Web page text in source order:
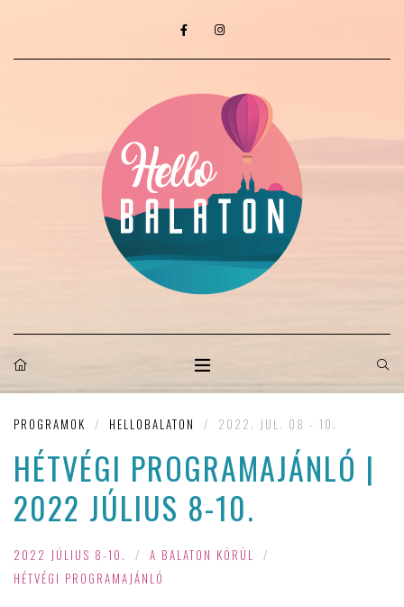
PROGRAMOK / HELLOBALATON / 2022. JUL. 08 - 10.
HÉTVÉGI PROGRAMAJÁNLÓ |
2022 JÚLIUS 8-10.
2022 JÚLIUS 8-10. / A BALATON KÖRÜL
/
HÉTVÉGI PROGRAMAJÁNLÓ